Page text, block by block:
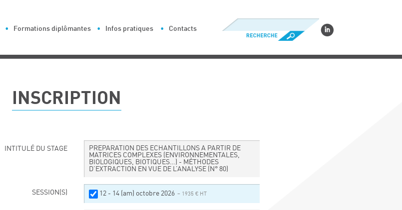
Formations diplômantes Infos pratiques Contacts
INSCRIPTION
INTITULÉ DU STAGE
PREPARATION DES ECHANTILLONS A PARTIR DE
MATRICES COMPLEXES (ENVIRONNEMENTALES,
BIOLOGIQUES, BIOTIQUES…) - MÉTHODES
D’EXTRACTION EN VUE DE L’ANALYSE (N° 80)
SESSION(S) 12 - 14 (am) octobre 2026 – 1935 € HT